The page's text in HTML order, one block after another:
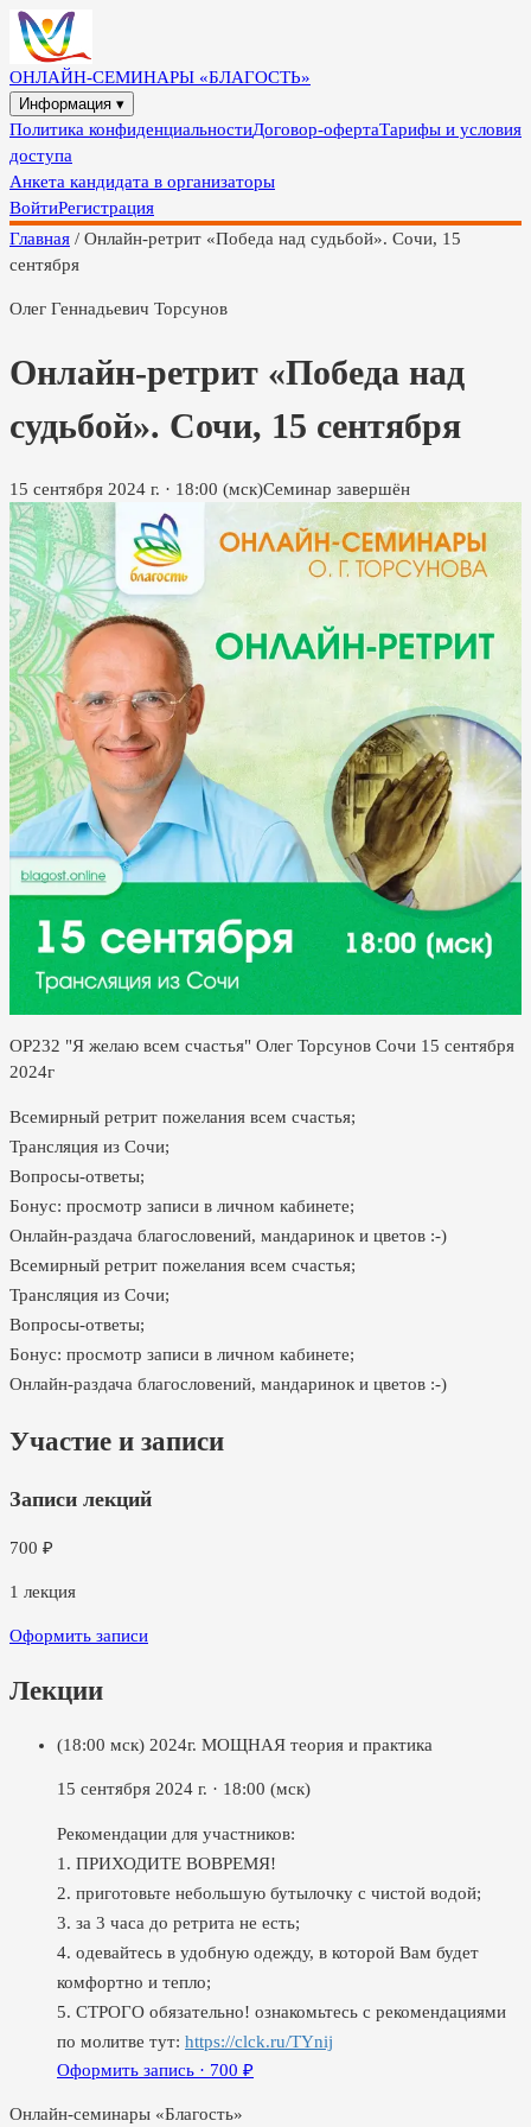
ОНЛАЙН-СЕМИНАРЫ «БЛАГОСТЬ»
Информация ▾
Политика конфиденциальностиДоговор-офертаТарифы и условия
доступа
Анкета кандидата в организаторы
ВойтиРегистрация
Главная / Онлайн-ретрит «Победа над судьбой». Сочи, 15
сентября
Олег Геннадьевич Торсунов
Онлайн-ретрит «Победа над
судьбой». Сочи, 15 сентября
15 сентября 2024 г. · 18:00 (мск)Семинар завершён
ОР232 "Я желаю всем счастья" Олег Торсунов Сочи 15 сентября
2024г
Всемирный ретрит пожелания всем счастья;
Трансляция из Сочи;
Вопросы-ответы;
Бонус: просмотр записи в личном кабинете;
Онлайн-раздача благословений, мандаринок и цветов :-)
Всемирный ретрит пожелания всем счастья;
Трансляция из Сочи;
Вопросы-ответы;
Бонус: просмотр записи в личном кабинете;
Онлайн-раздача благословений, мандаринок и цветов :-)
Участие и записи
Записи лекций
700 ₽
1 лекция
Оформить записи
Лекции
(18:00 мск) 2024г. МОЩНАЯ теория и практика
15 сентября 2024 г. · 18:00 (мск)
Рекомендации для участников:
1. ПРИХОДИТЕ ВОВРЕМЯ!
2. приготовьте небольшую бутылочку с чистой водой;
3. за 3 часа до ретрита не есть;
4. одевайтесь в удобную одежду, в которой Вам будет
комфортно и тепло;
5. СТРОГО обязательно! ознакомьтесь с рекомендациями
по молитве тут: https://clck.ru/TYnij
Оформить запись · 700 ₽
Онлайн-семинары «Благость»